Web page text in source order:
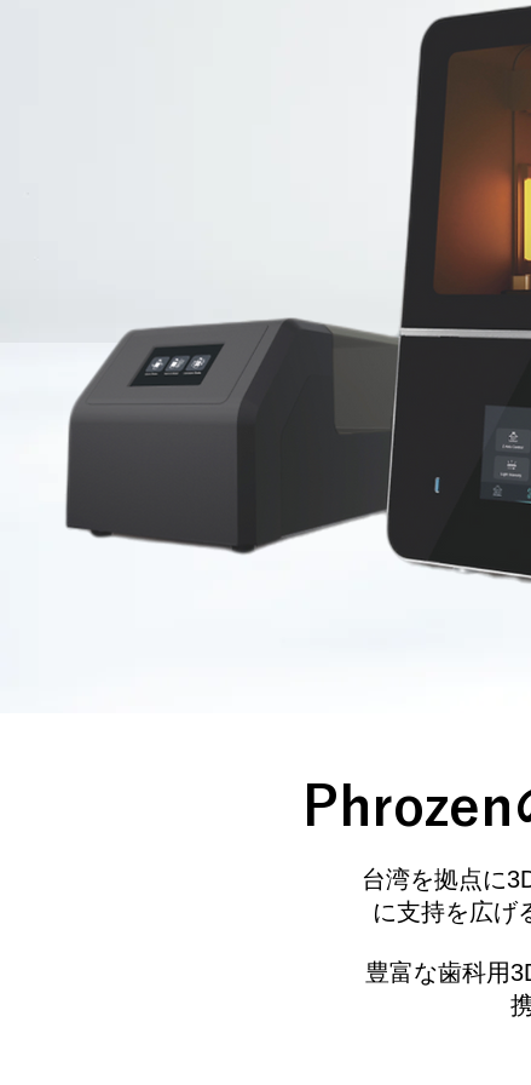
Phrozen
台湾を拠点に
に支持を広げ
豊富な歯科用